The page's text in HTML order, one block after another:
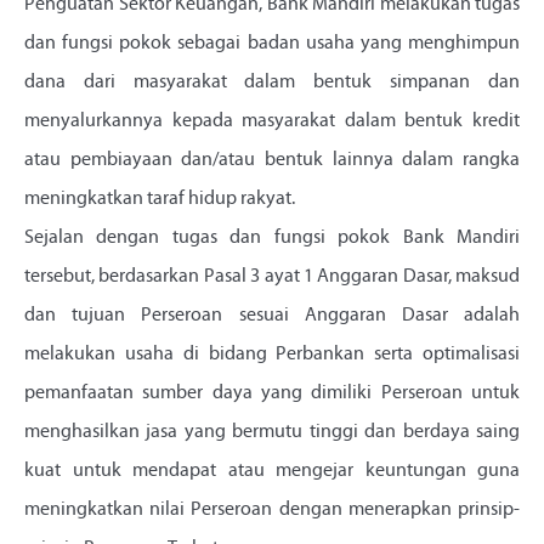
Penguatan Sektor Keuangan, Bank Mandiri melakukan tugas
dan fungsi pokok sebagai badan usaha yang menghimpun
dana dari masyarakat dalam bentuk simpanan dan
menyalurkannya kepada masyarakat dalam bentuk kredit
atau pembiayaan dan/atau bentuk lainnya dalam rangka
meningkatkan taraf hidup rakyat.
Sejalan dengan tugas dan fungsi pokok Bank Mandiri
tersebut, berdasarkan Pasal 3 ayat 1 Anggaran Dasar, maksud
dan tujuan Perseroan sesuai Anggaran Dasar adalah
melakukan usaha di bidang Perbankan serta optimalisasi
pemanfaatan sumber daya yang dimiliki Perseroan untuk
menghasilkan jasa yang bermutu tinggi dan berdaya saing
kuat untuk mendapat atau mengejar keuntungan guna
meningkatkan nilai Perseroan dengan menerapkan prinsip-